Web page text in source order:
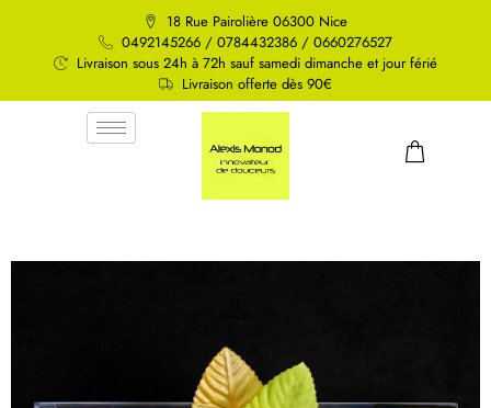
18 Rue Pairolière 06300 Nice
0492145266 / 0784432386 / 0660276527
Livraison sous 24h à 72h sauf samedi dimanche et jour férié
Livraison offerte dès 90€